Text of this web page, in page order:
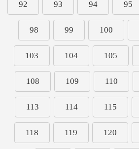
92 93 94 95
98 99 100
103 104 105
108 109 110
113 114 115
118 119 120